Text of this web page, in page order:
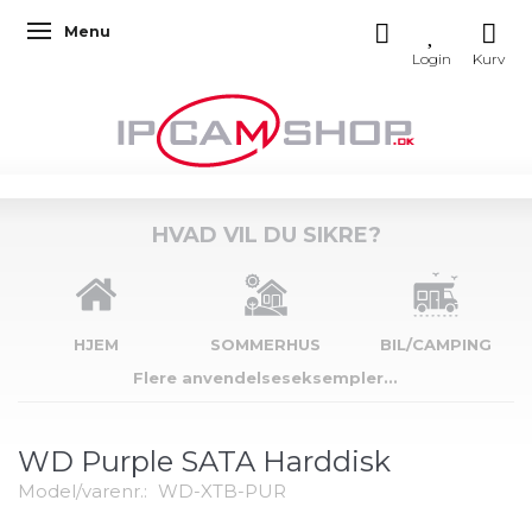
Skifte navigation
Menu
HVAD VIL DU SIKRE?
HJEM SOMMERHUS
BIL/CAMPING
Flere anvendelseseksempler...
WD Purple SATA Harddisk
Model/varenr.: WD-XTB-PUR